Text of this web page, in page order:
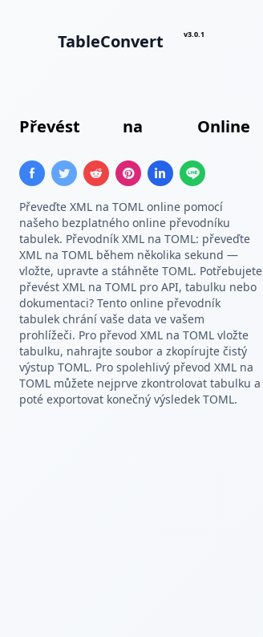
TableConvert v3.0.1
Převést na Online
Převeďte XML na TOML online pomocí
našeho bezplatného online převodníku
tabulek. Převodník XML na TOML: převeďte
XML na TOML během několika sekund —
vložte, upravte a stáhněte TOML. Potřebujete
převést XML na TOML pro API, tabulku nebo
dokumentaci? Tento online převodník
tabulek chrání vaše data ve vašem
prohlížeči. Pro převod XML na TOML vložte
tabulku, nahrajte soubor a zkopírujte čistý
výstup TOML. Pro spolehlivý převod XML na
TOML můžete nejprve zkontrolovat tabulku a
poté exportovat konečný výsledek TOML.